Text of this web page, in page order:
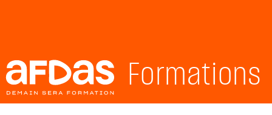
Formations